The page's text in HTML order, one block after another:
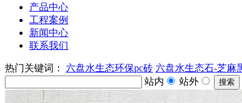
产品中心
工程案例
新闻中心
联系我们
热门关键词： 六盘水生态环保pc砖 六盘水生态石-芝麻
站内
站外